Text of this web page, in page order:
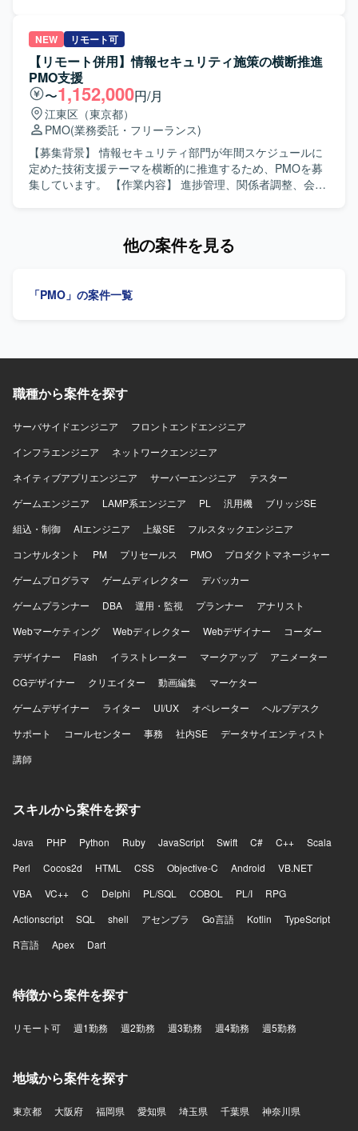
し、遅延や課題発生時には原因確認と対策検討を支援しま
す。各工程の完了に向けて、基本設計、テスト計画、テス
ト結果、SI承認などのドキュメント作成・レビュー対応を
行います。 【求める人物像】 関係者と円滑にコミュニケー
ションを取り、タスクや課題を整理して分かりやすく共有
できる方を求めています。 【ポジションの魅力】 既存メン
バーの支援を受けながら、PMOおよびプロジェクト推進の
スキルを伸ばせます。 【開発環境】 AWS、Aurora、
Redmine、Excel、PowerPointを使用します。
NEW リモート可
【リモート併用】情報セキュリティ施策の横断推進
PMO支援
〜1,152,000円/月
江東区（東京都）
PMO(業務委託・フリーランス)
【募集背景】 情報セキュリティ部門が年間スケジュールに
定めた技術支援テーマを横断的に推進するため、PMOを募
集しています。 【作業内容】 進捗管理、関係者調整、会議
用展開、SBOM導入検討、各種申請・ツール改善の推進を
体的に進められる方を求めています。 【ポジションの魅
育、規程整備、ツール導入・改善を行います。
他の案件を見る
「PMO」の案件一覧
職種から案件を探す
サーバサイドエンジニア
フロントエンドエンジニア
インフラエンジニア
ネットワークエンジニア
ネイティブアプリエンジニア
サーバーエンジニア
テスター
ゲームエンジニア
LAMP系エンジニア PL 汎用機
ブリッジSE
組込・制御
AIエンジニア 上級SE
フルスタックエンジニア
コンサルタント
PM プリセールス PMO
プロダクトマネージャー
ゲームプログラマ
ゲームディレクター
デバッカー
ゲームプランナー
DBA 運用・監視 プランナー
アナリスト
Webマーケティング
Webディレクター Webデザイナー
コーダー
デザイナー
Flash イラストレーター マークアップ
アニメーター
CGデザイナー
クリエイター 動画編集
マーケター
ゲームデザイナー
ライター UI/UX オペレーター
ヘルプデスク
サポート
コールセンター 事務 社内SE
データサイエンティスト
講師
スキルから案件を探す
Java PHP Python Ruby JavaScript Swift C# C++
Scala
Perl
Cocos2d HTML CSS Objective-C Android
VB.NET
VBA
VC++ C Delphi PL/SQL COBOL PL/I
RPG
Actionscript
SQL shell アセンブラ Go言語 Kotlin
TypeScript
R言語
Apex Dart
特徴から案件を探す
リモート可 週1勤務 週2勤務 週3勤務 週4勤務 週5勤務
地域から案件を探す
東京都 大阪府 福岡県 愛知県 埼玉県 千葉県
神奈川県